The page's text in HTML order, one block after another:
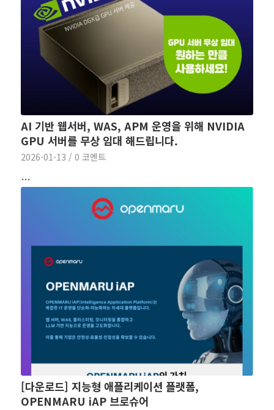
AI 기반 웹서버, WAS, APM 운영을 위해 NVIDIA
GPU 서버를 무상 임대 해드립니다.
2026-01-13 / 0 코멘트
…
[다운로드] 지능형 애플리케이션 플랫폼,
OPENMARU iAP 브로슈어